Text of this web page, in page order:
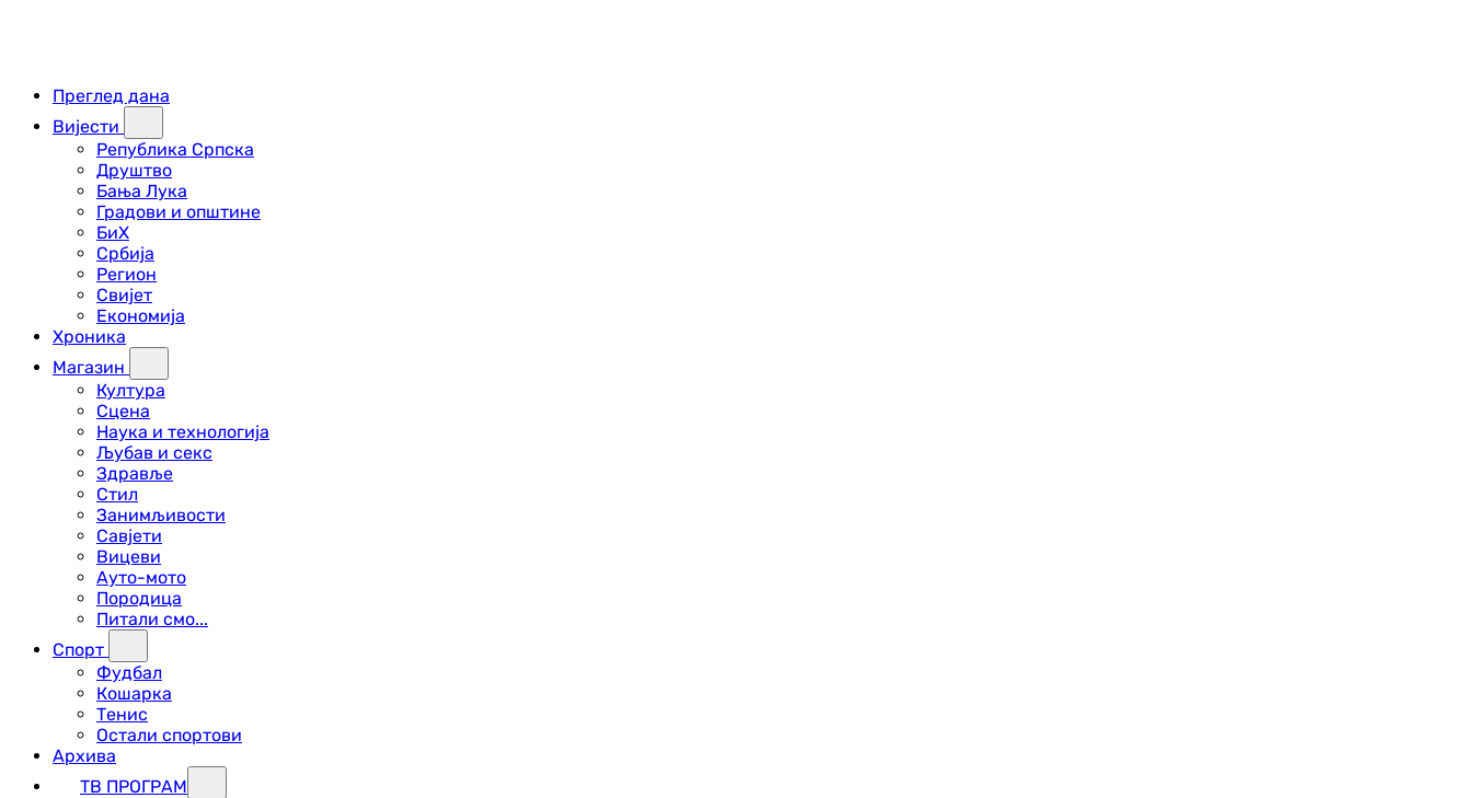
Преглед дана
Вијести
Република Српска
Друштво
Бања Лука
Градови и општине
БиХ
Србија
Регион
Свијет
Економија
Хроника
Магазин
Култура
Сцена
Наука и технологија
Љубав и секс
Здравље
Стил
Занимљивости
Савјети
Вицеви
Ауто-мото
Породица
Питали смо...
Спорт
Фудбал
Кошарка
Тенис
Остали спортови
Архива
ТВ ПРОГРАМ